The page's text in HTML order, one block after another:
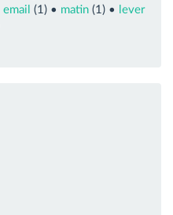
email (1) • matin (1) •
lever